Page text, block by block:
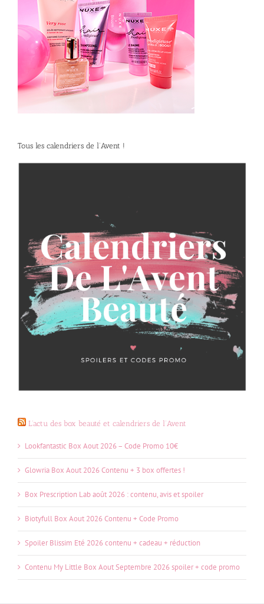
Tous les calendriers de l’Avent !
L’actu des box beauté et calendriers de l’Avent
Lookfantastic Box Aout 2026 – Code Promo 10€
Glowria Box Aout 2026 Contenu + 3 box offertes !
Box Prescription Lab août 2026 : contenu, avis et spoiler
Biotyfull Box Aout 2026 Contenu + Code Promo
Spoiler Blissim Eté 2026 contenu + cadeau + réduction
Contenu My Little Box Aout Septembre 2026 spoiler + code promo